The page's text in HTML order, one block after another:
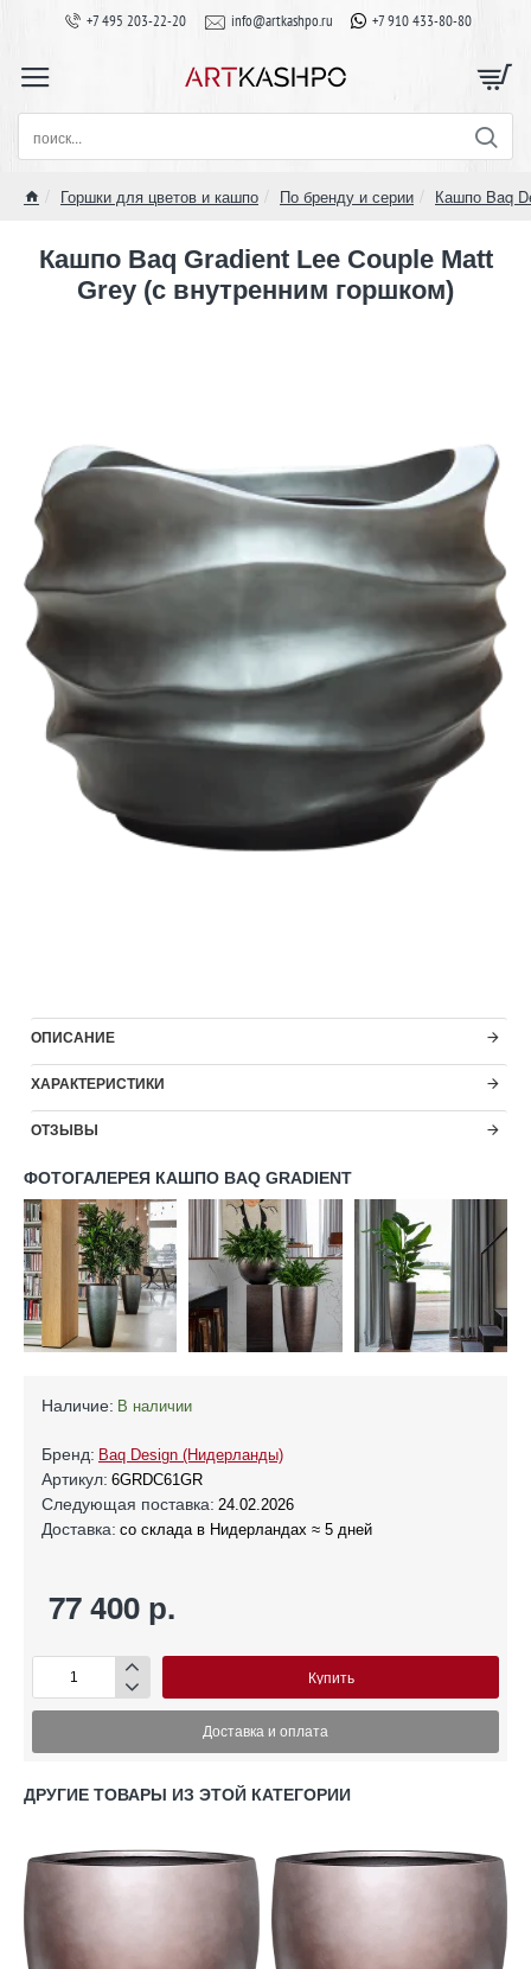
+7 495 203-22-20 info@artkashpo.ru +7 910 433-80-80
поиск...
Горшки для цветов и кашпо По бренду и серии Кашпо Baq
Кашпо Baq Gradient Lee Couple Matt
Grey (с внутренним горшком)
ОПИСАНИЕ
ХАРАКТЕРИСТИКИ
ОТЗЫВЫ
ФОТОГАЛЕРЕЯ КАШПО BAQ GRADIENT
Наличие: В наличии
Бренд: Baq Design (Нидерланды)
Артикул: 6GRDC61GR
Следующая поставка: 24.02.2026
Доставка: со склада в Нидерландах ≈ 5 дней
77 400 р.
Купить
Доставка и оплата
ДРУГИЕ ТОВАРЫ ИЗ ЭТОЙ КАТЕГОРИИ